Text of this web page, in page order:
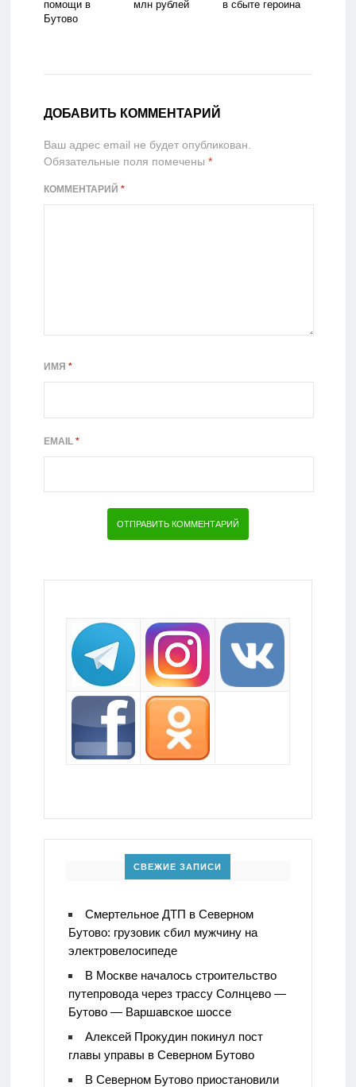
помощи в
Бутово
млн рублей в сбыте героина
ДОБАВИТЬ КОММЕНТАРИЙ
Ваш адрес email не будет опубликован.
Обязательные поля помечены *
КОММЕНТАРИЙ *
ИМЯ *
EMAIL *
СВЕЖИЕ ЗАПИСИ
Смертельное ДТП в Северном
Бутово: грузовик сбил мужчину на
электровелосипеде
В Москве началось строительство
путепровода через трассу Солнцево —
Бутово — Варшавское шоссе
Алексей Прокудин покинул пост
главы управы в Северном Бутово
В Северном Бутово приостановили